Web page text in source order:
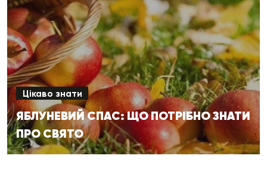
Цікаво знати
ЯБЛУНЕВИЙ СПАС: ЩО ПОТРІБНО ЗНАТИ
ПРО СВЯТО